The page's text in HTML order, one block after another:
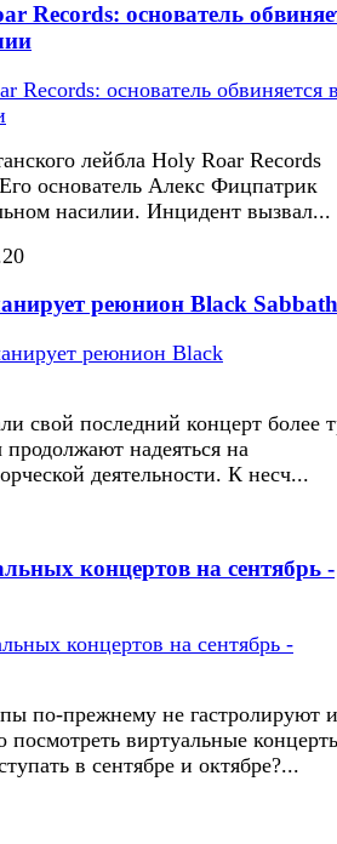
Records: основатель
лейбла Holy Roar Records
основатель Алекс Фицпатрик
насилии. Инцидент вызвал...
реюнион Black Sabbath
свой последний концерт более
надеяться на
деятельности. К несч...
концертов на сентябрь -
по-прежнему не гастролируют
виртуальные
в сентябре и октябре?...